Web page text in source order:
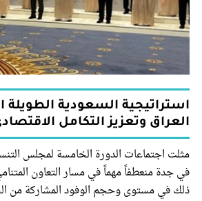
استراتيجية السعودية الطويلة
العراق وتعزيز التكامل
مثلت اجتماعات الدورة الخامسة لمجلس
في جدة منعطفاً مهماً في مسار التعاون
ذلك في مستوى وحجم الوفود المشاركة من